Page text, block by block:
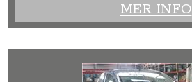
MER INFO